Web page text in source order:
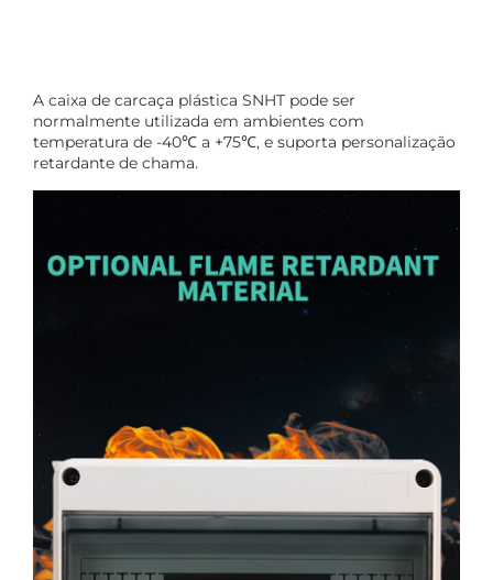
A caixa de carcaça plástica SNHT pode ser
normalmente utilizada em ambientes com
temperatura de -40℃ a +75℃, e suporta personalização
retardante de chama.